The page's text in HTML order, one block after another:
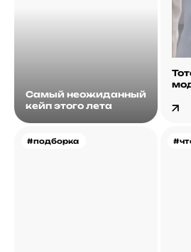
Самый неожиданный
кейп этого лета
#подборка